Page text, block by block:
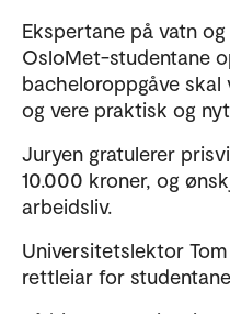
Ekspertane på vatn
OsloMet-studentane
bacheloroppgåve
og vere praktisk og
Juryen gratulerer
10.000 kroner, og
arbeidsliv.
Universitetslektor
rettleiar for